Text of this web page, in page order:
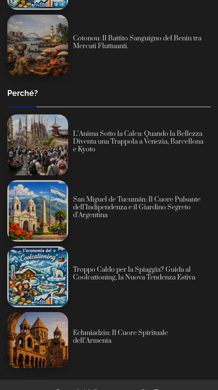
Cotonou: Il Battito Sanguigno del Benin tra
Mercati Fluttuanti.
Perché?
L’Anima Sotto la Calca: Quando la Bellezza
Diventa una Trappola a Venezia, Barcellona
e Kyoto
San Miguel de Tucumán: Il Cuore Pulsante
dell’Indipendenza e il Giardino Segreto
d’Argentina
Troppo Caldo per la Spiaggia? Guida al
Coolcationing, la Nuova Tendenza Estiva
Echmiadzin: Il Cuore Spirituale
dell’Armenia